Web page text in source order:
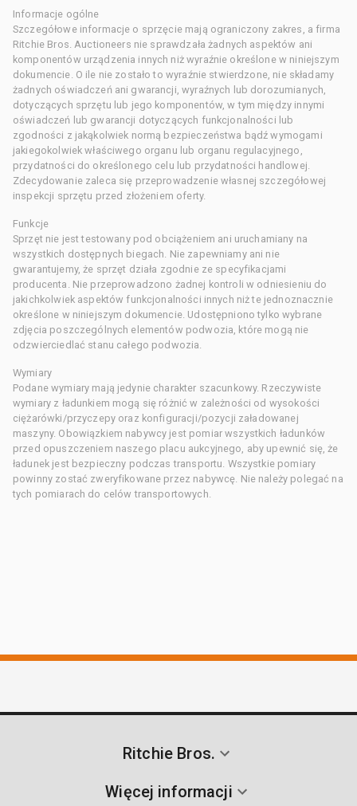
Informacje ogólne
Szczegółowe informacje o sprzęcie mają ograniczony zakres, a firma
Ritchie Bros. Auctioneers nie sprawdzała żadnych aspektów ani
komponentów urządzenia innych niż wyraźnie określone w niniejszym
dokumencie. O ile nie zostało to wyraźnie stwierdzone, nie składamy
żadnych oświadczeń ani gwarancji, wyraźnych lub dorozumianych,
dotyczących sprzętu lub jego komponentów, w tym między innymi
oświadczeń lub gwarancji dotyczących funkcjonalności lub
zgodności z jakąkolwiek normą bezpieczeństwa bądź wymogami
jakiegokolwiek właściwego organu lub organu regulacyjnego,
przydatności do określonego celu lub przydatności handlowej.
Zdecydowanie zaleca się przeprowadzenie własnej szczegółowej
inspekcji sprzętu przed złożeniem oferty.
Funkcje
Sprzęt nie jest testowany pod obciążeniem ani uruchamiany na
wszystkich dostępnych biegach. Nie zapewniamy ani nie
gwarantujemy, że sprzęt działa zgodnie ze specyfikacjami
producenta. Nie przeprowadzono żadnej kontroli w odniesieniu do
jakichkolwiek aspektów funkcjonalności innych niż te jednoznacznie
określone w niniejszym dokumencie. Udostępniono tylko wybrane
zdjęcia poszczególnych elementów podwozia, które mogą nie
odzwierciedlać stanu całego podwozia.
Wymiary
Podane wymiary mają jedynie charakter szacunkowy. Rzeczywiste
wymiary z ładunkiem mogą się różnić w zależności od wysokości
ciężarówki/przyczepy oraz konfiguracji/pozycji załadowanej
maszyny. Obowiązkiem nabywcy jest pomiar wszystkich ładunków
przed opuszczeniem naszego placu aukcyjnego, aby upewnić się, że
ładunek jest bezpieczny podczas transportu. Wszystkie pomiary
powinny zostać zweryfikowane przez nabywcę. Nie należy polegać na
tych pomiarach do celów transportowych.
Ritchie Bros.
Więcej informacji